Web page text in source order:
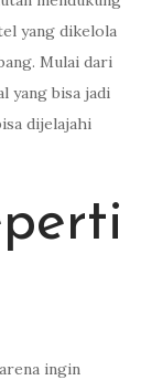
yang dikelola
Mulai dari
yang bisa jadi
dijelajahi
ingin